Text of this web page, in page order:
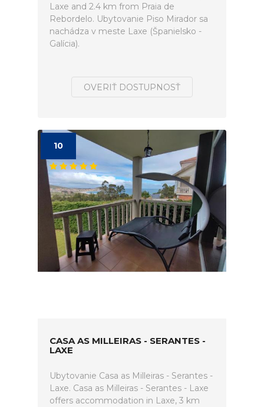
Laxe and 2.4 km from Praia de
Rebordelo. Ubytovanie Piso Mirador sa
nachádza v meste Laxe (Španielsko -
Galícia).
OVERIŤ DOSTUPNOSŤ
10
CASA AS MILLEIRAS - SERANTES -
LAXE
Ubytovanie Casa as Milleiras - Serantes -
Laxe. Casa as Milleiras - Serantes - Laxe
offers accommodation in Laxe, 3 km